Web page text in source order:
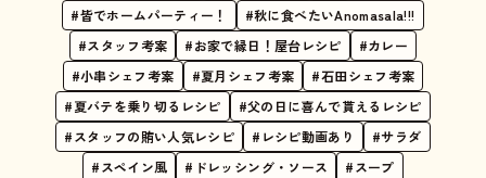
#皆でホームパーティー！
#秋に食べたいAnomasala!!!
#スタッフ考案
#お家で縁日！屋台レシピ
#カレー
#小串シェフ考案
#夏月シェフ考案
#石田シェフ考案
#夏バテを乗り切るレシピ
#父の日に喜んで貰えるレシピ
#スタッフの賄い人気レシピ
#レシピ動画あり
#サラダ
#スペイン風
#ドレッシング・ソース
#スープ